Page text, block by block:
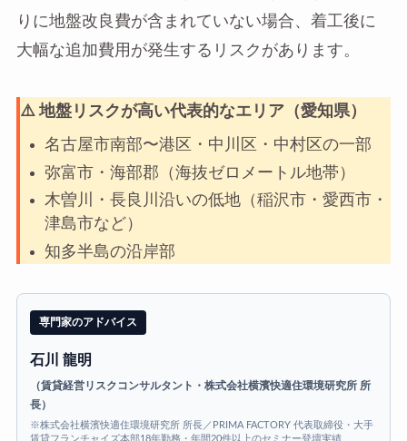
りに地盤改良費が含まれていない場合、着工後に
大幅な追加費用が発生するリスクがあります。
⚠️ 地盤リスクが高い代表的なエリア（愛知県）
名古屋市南部〜港区・中川区・中村区の一部
弥富市・海部郡（海抜ゼロメートル地帯）
木曽川・長良川沿いの低地（稲沢市・愛西市・
津島市など）
知多半島の沿岸部
専門家のアドバイス
石川 龍明
（賃貸経営リスクコンサルタント・株式会社横濱快適住環境研究所 所
長）
※株式会社横濱快適住環境研究所 所長／PRIMA FACTORY 代表取締役・大手
賃貸フランチャイズ本部18年勤務・年間20件以上のセミナー登壇実績